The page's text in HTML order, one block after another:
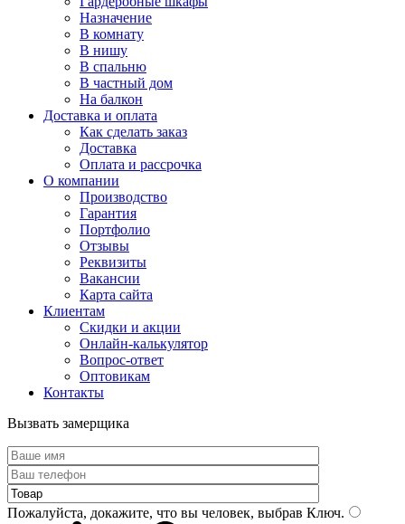
Назначение
В комнату
В нишу
В спальню
В частный дом
На балкон
Доставка и оплата
Как сделать заказ
Доставка
Оплата и рассрочка
О компании
Производство
Гарантия
Портфолио
Отзывы
Реквизиты
Вакансии
Карта сайта
Клиентам
Скидки и акции
Онлайн-калькулятор
Вопрос-ответ
Оптовикам
Контакты
Вызвать замерщика
Пожалуйста, докажите, что вы человек, выбрав Ключ.